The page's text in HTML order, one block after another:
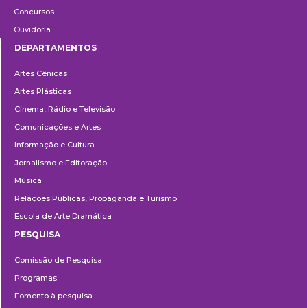
Concursos
Ouvidoria
DEPARTAMENTOS
Artes Cênicas
Artes Plásticas
Cinema, Rádio e Televisão
Comunicações e Artes
Informação e Cultura
Jornalismo e Editoração
Música
Relações Públicas, Propaganda e Turismo
Escola de Arte Dramática
PESQUISA
Comissão de Pesquisa
Programas
Fomento à pesquisa